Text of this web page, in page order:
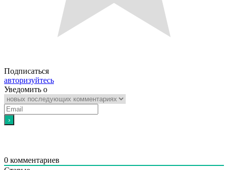
Подписаться
авторизуйтесь
Уведомить о
0 комментариев